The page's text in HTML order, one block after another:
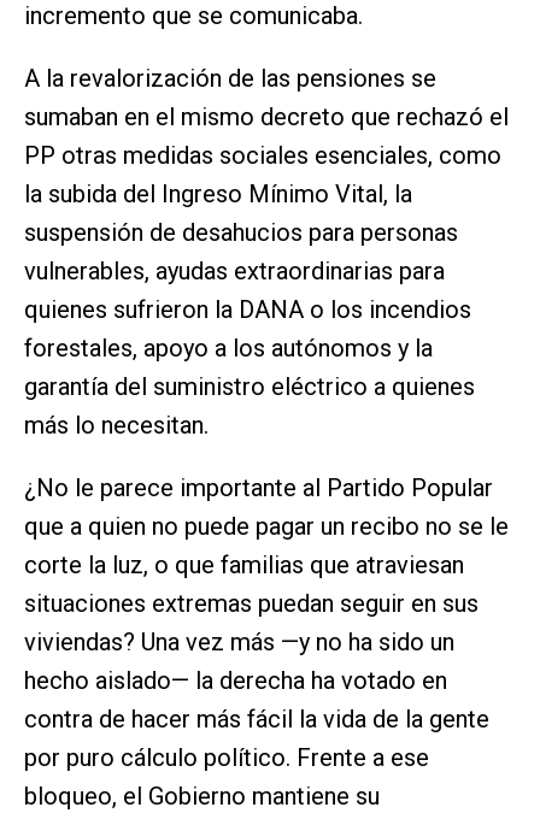
incremento que se comunicaba.
A la revalorización de las pensiones se
sumaban en el mismo decreto que rechazó el
PP otras medidas sociales esenciales, como
la subida del Ingreso Mínimo Vital, la
suspensión de desahucios para personas
vulnerables, ayudas extraordinarias para
quienes sufrieron la DANA o los incendios
forestales, apoyo a los autónomos y la
garantía del suministro eléctrico a quienes
más lo necesitan.
¿No le parece importante al Partido Popular
que a quien no puede pagar un recibo no se le
corte la luz, o que familias que atraviesan
situaciones extremas puedan seguir en sus
viviendas? Una vez más —y no ha sido un
hecho aislado— la derecha ha votado en
contra de hacer más fácil la vida de la gente
por puro cálculo político. Frente a ese
bloqueo, el Gobierno mantiene su